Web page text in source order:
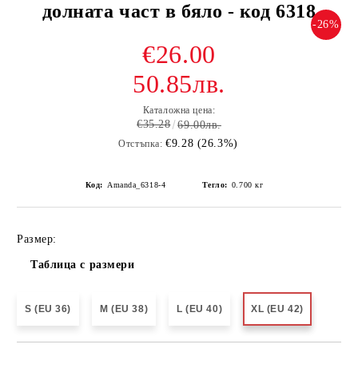
долната част в бяло - код 6318
-26%
€26.00
50.85лв.
Каталожна цена:
€35.28 69.00лв.
Отстъпка: €9.28 (26.3%)
Код: Amanda_6318-4 Тегло: 0.700 кг
Размер:
Таблица с размери
S (EU 36) M (EU 38) L (EU 40) XL (EU 42)